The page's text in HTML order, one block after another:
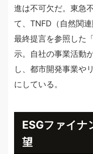
進は不可欠だ。東急
て、TNFD（自然関
最終提言を参照した
示。自社の事業活動
し、都市開発事業や
にしている。
ESGファイナ
望